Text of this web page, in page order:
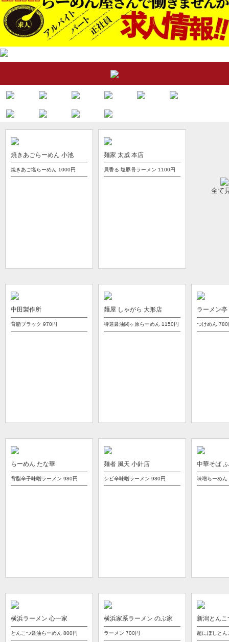
焼きあごらーめん 小池
焼きあご塩らーめん 1000円
麺家 太威 本店
貝香る 塩豚骨ラーメン 1100円
全て
中田製作所
背脂ブラック 970円
麺屋 しゃがら 大形店
特選醤油関ヶ原らーめん 1150円
ラーメン
つけめん 780
らーめん たな華
背脂辛子味噌ラーメン 980円
麺者 風天 小針店
シビ辛味噌ラーメン 980円
中華そば
味噌らーめん
横浜ラーメン 心一家
とんこつ醤油らーめん 800円
横浜家系ラーメン のぶ家
ラーメン 700円
新潟とんこ
超にぼしと